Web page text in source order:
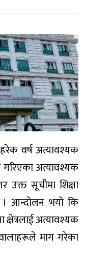
वर्ष अत्यावश्यक
गरिएका अत्यावश्यक
उक्त सूचीमा शिक्षा
। आन्दोलन भयो कि
क्षेत्रलाई अत्यावश्यक
माग गरेका